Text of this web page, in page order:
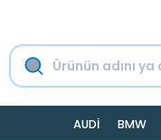
AUDİ BMW